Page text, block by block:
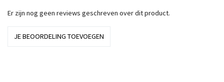
Er zijn nog geen reviews geschreven over dit product.
JE BEOORDELING TOEVOEGEN